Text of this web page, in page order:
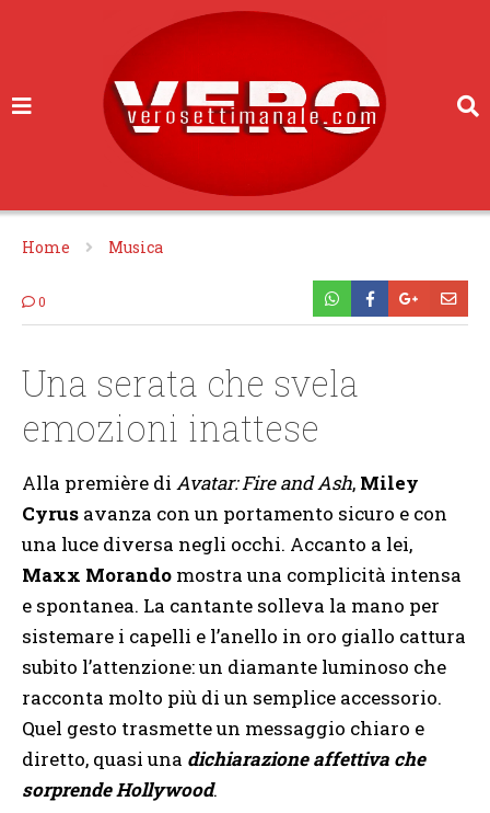
Home Musica
0
Una serata che svela
emozioni inattese
Alla première di Avatar: Fire and Ash, Miley
Cyrus avanza con un portamento sicuro e con
una luce diversa negli occhi. Accanto a lei,
Maxx Morando mostra una complicità intensa
e spontanea. La cantante solleva la mano per
sistemare i capelli e l’anello in oro giallo cattura
subito l’attenzione: un diamante luminoso che
racconta molto più di un semplice accessorio.
Quel gesto trasmette un messaggio chiaro e
diretto, quasi una dichiarazione affettiva che
sorprende Hollywood.